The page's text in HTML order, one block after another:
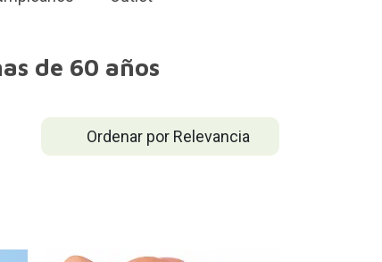
de 60 años
Ordenar por Relevancia